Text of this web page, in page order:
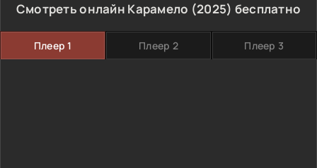
Смотреть онлайн Карамело (2025) бесплатно
Плеер 1 Плеер 2 Плеер 3